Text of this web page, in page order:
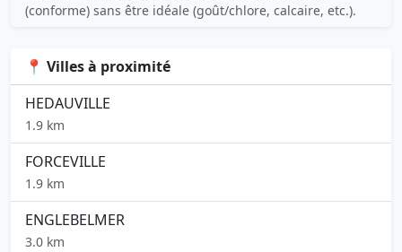
(conforme) sans être idéale (goût/chlore, calcaire, etc.).
📍 Villes à proximité
HEDAUVILLE
1.9 km
FORCEVILLE
1.9 km
ENGLEBELMER
3.0 km